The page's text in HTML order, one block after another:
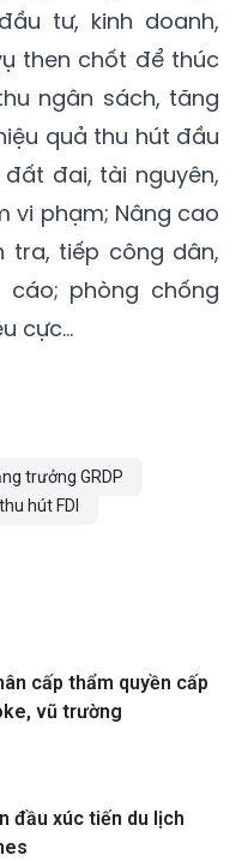
tư, kinh doanh,
then chốt để thúc
ngân sách, tăng
quả thu hút đầu
đất đai, tài nguyên,
vi phạm; Nâng cao
tra, tiếp công dân,
phòng chống
cực...
trưởng GRDP
thu hút FDI
cấp thẩm quyền cấp
vũ trường
đầu xúc tiến du lịch